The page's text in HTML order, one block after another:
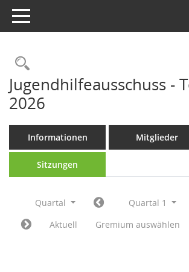
Toggle navigation
Rechercheauswahl
Jugendhilfeausschuss -
2026
Informationen Mitglieder
Sitzungen
Quartal Quartal 1
Aktuell
Gremium auswählen